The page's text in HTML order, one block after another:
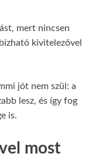
mert nincsen
kivitelezővel
jót nem szül: a
lesz, és így fog
is.
most